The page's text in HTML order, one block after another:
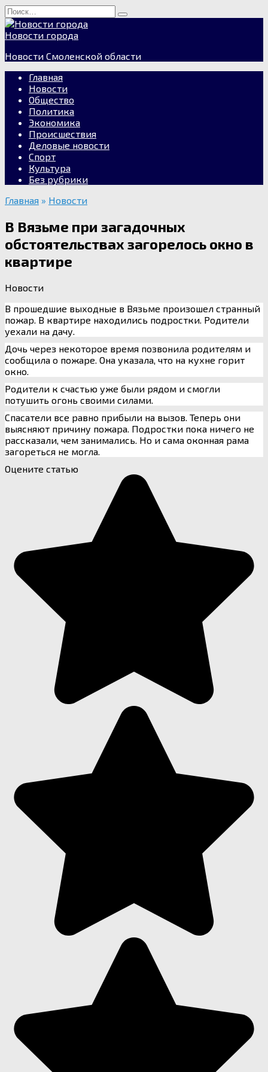
Перейти
к
содержанию
Search
for:
Новости города
Новости Смоленской области
Главная
Новости
Общество
Политика
Экономика
Происшествия
Деловые новости
Спорт
Культура
Без рубрики
Главная » Новости
В Вязьме при загадочных
обстоятельствах загорелось окно в
квартире
Новости
В прошедшие выходные в Вязьме произошел странный
пожар. В квартире находились подростки. Родители
уехали на дачу.
Дочь через некоторое время позвонила родителям и
сообщила о пожаре. Она указала, что на кухне горит
окно.
Родители к счастью уже были рядом и смогли
потушить огонь своими силами.
Спасатели все равно прибыли на вызов. Теперь они
выясняют причину пожара. Подростки пока ничего не
рассказали, чем занимались. Но и сама оконная рама
загореться не могла.
Оцените статью